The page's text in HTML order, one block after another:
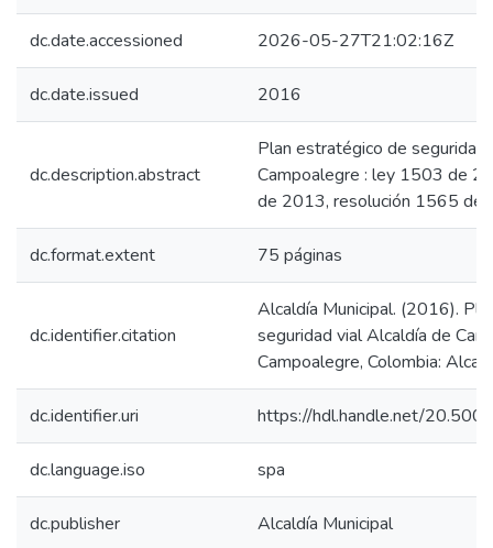
dc.date.accessioned 2026-05-27T21:02:16Z
dc.date.issued 2016
dc.description.abstract
Plan estratégico de seguridad
Campoalegre : ley 1503 de
de 2013, resolución 1565 de
dc.format.extent 75 páginas
dc.identifier.citation
Alcaldía Municipal. (2016).
seguridad vial Alcaldía de
Campoalegre, Colombia:
dc.identifier.uri https://hdl.handle.net/
dc.language.iso spa
dc.publisher Alcaldía Municipal